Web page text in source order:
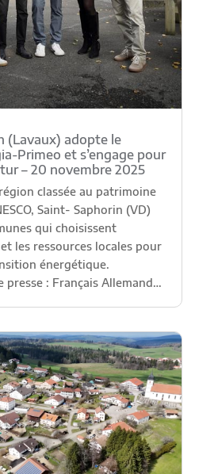
(Lavaux) adopte le
Primeo et s’engage pour
– 20 novembre 2025
classée au patrimoine
Saint- Saphorin (VD)
qui choisissent
les ressources locales pour
énergétique.
presse : Français Allemand…